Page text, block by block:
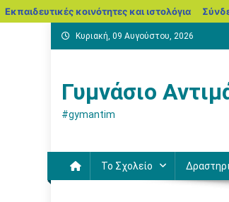
Εκπαιδευτικές κοινότητες και ιστολόγια
Μεταπηδήστε
στο
Κυριακή, 09 Αυγούστου, 2026
Γυμνάσιο
#gymantim
Το Σχολείο